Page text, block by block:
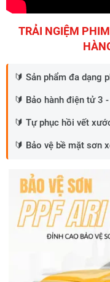
TRẢI NGIỆM
🔰 Sản phẩm đa dạng
🔰 Bảo hành điện tử 3
🔰 Tự phục hồi vết
🔰 Bảo vệ bề mặt sơn